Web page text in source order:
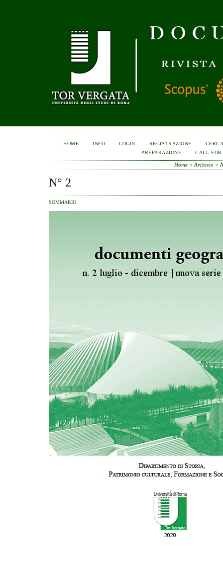
HOME INFO LOGIN REGISTRAZIONE
PREPARAZIONE
CALL FOR
Home >Archivio >
N° 2
SOMMARIO